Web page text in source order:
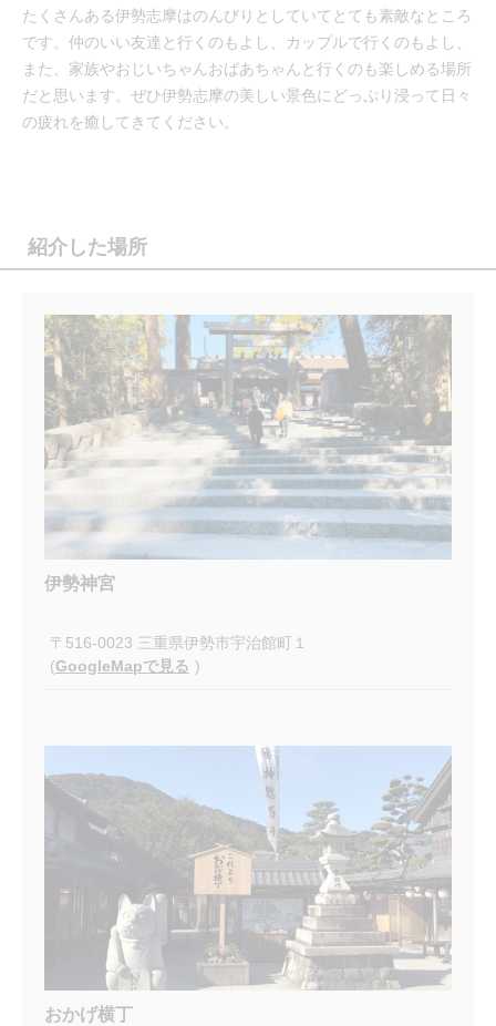
たくさんある伊勢志摩はのんびりとしていてとても素敵なところ
です。仲のいい友達と行くのもよし、カップルで行くのもよし、
また、家族やおじいちゃんおばあちゃんと行くのも楽しめる場所
だと思います。ぜひ伊勢志摩の美しい景色にどっぷり浸って日々
の疲れを癒してきてください。
紹介した場所
伊勢神宮
〒516-0023 三重県伊勢市宇治館町１
(GoogleMapで見る )
おかげ横丁